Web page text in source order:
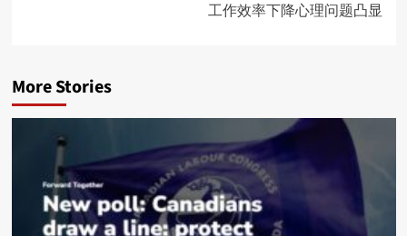
工作效率下降心理问题凸显
More Stories